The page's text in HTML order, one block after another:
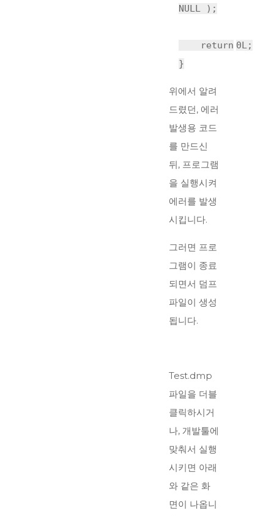
NULL );
return 0L;
}
위에서 알려
드렸던, 에러
발생용 코드
를 만드신
뒤, 프로그램
을 실행시켜
에러를 발생
시킵니다.
그러면 프로
그램이 종료
되면서 덤프
파일이 생성
됩니다.
Test.dmp
파일을 더블
클릭하시거
나, 개발툴에
맞춰서 실행
시키면 아래
와 같은 화
면이 나옵니